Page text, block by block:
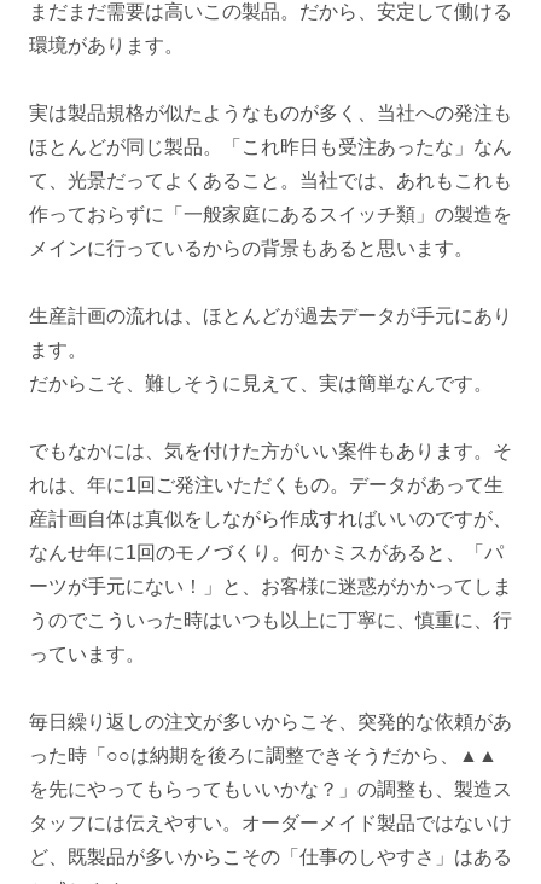
まだまだ需要は高いこの製品。だから、安定して働ける
環境があります。
実は製品規格が似たようなものが多く、当社への発注も
ほとんどが同じ製品。「これ昨日も受注あったな」なん
て、光景だってよくあること。当社では、あれもこれも
作っておらずに「一般家庭にあるスイッチ類」の製造を
メインに行っているからの背景もあると思います。
生産計画の流れは、ほとんどが過去データが手元にあり
ます。
だからこそ、難しそうに見えて、実は簡単なんです。
でもなかには、気を付けた方がいい案件もあります。そ
れは、年に1回ご発注いただくもの。データがあって生
産計画自体は真似をしながら作成すればいいのですが、
なんせ年に1回のモノづくり。何かミスがあると、「パ
ーツが手元にない！」と、お客様に迷惑がかかってしま
うのでこういった時はいつも以上に丁寧に、慎重に、行
っています。
毎日繰り返しの注文が多いからこそ、突発的な依頼があ
った時「○○は納期を後ろに調整できそうだから、▲▲
を先にやってもらってもいいかな？」の調整も、製造ス
タッフには伝えやすい。オーダーメイド製品ではないけ
ど、既製品が多いからこその「仕事のしやすさ」はある